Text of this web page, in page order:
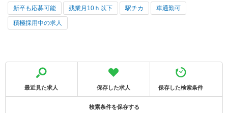
新卒も応募可能 残業月10ｈ以下 駅チカ 車通勤可
積極採用中の求人
最近見た求人 保存した求人 保存した検索条件
検索条件を保存する